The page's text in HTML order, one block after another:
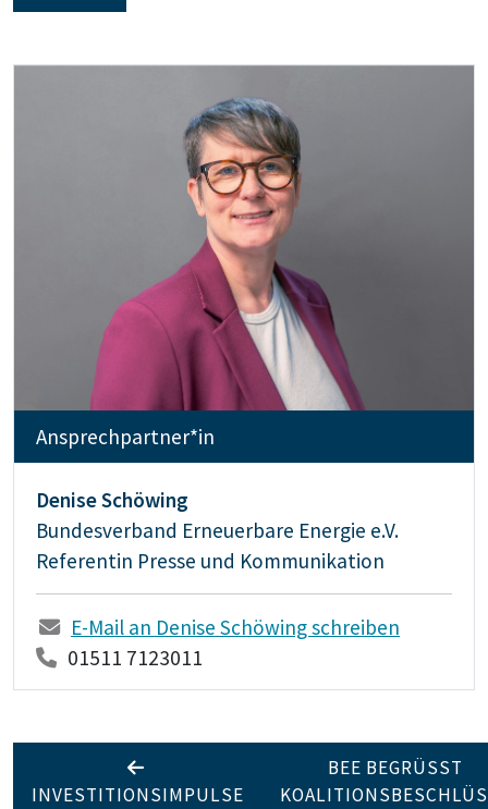
Ansprechpartner*in
Denise Schöwing
Bundesverband Erneuerbare Energie e.V.
Referentin Presse und Kommunikation
E-Mail an Denise Schöwing schreiben
01511 7123011
INVESTITIONSIMPULSE
BEE BEGRÜSST K